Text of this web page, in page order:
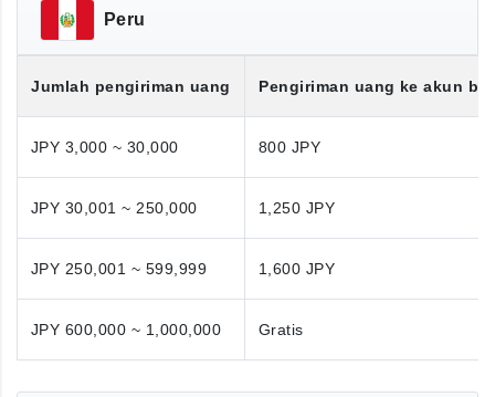
Peru
Jumlah pengiriman uang Pengiriman uang ke akun
JPY 3,000 ~ 30,000 800 JPY
JPY 30,001 ~ 250,000 1,250 JPY
JPY 250,001 ~ 599,999 1,600 JPY
JPY 600,000 ~ 1,000,000 Gratis